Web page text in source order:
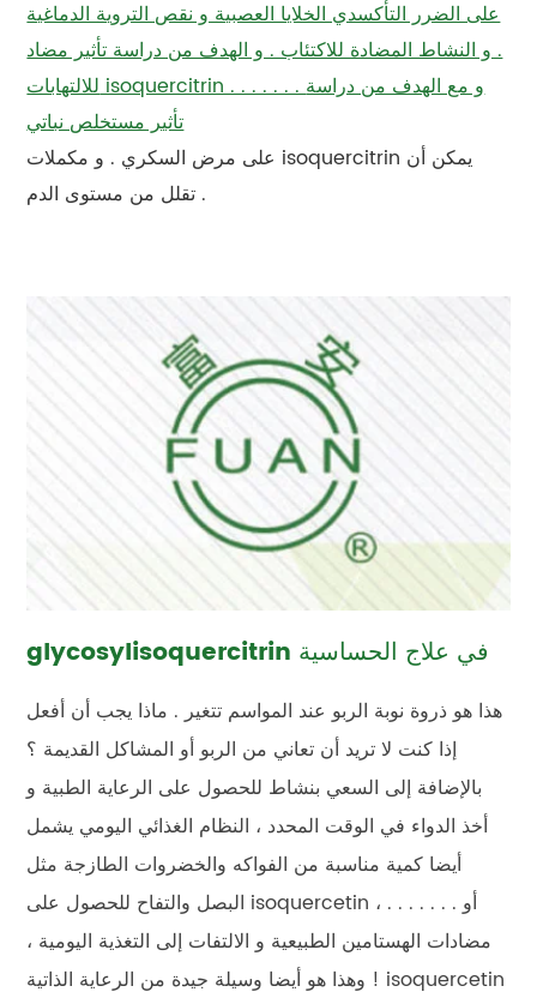
على الضرر التأكسدي الخلايا العصبية و نقص التروية الدماغية
. و النشاط المضادة للاكتئاب . و الهدف من دراسة تأثير مضاد
للالتهابات isoquercitrin . . . . . . . و مع الهدف من دراسة
تأثير مستخلص نباتي
على مرض السكري . و مكملات isoquercitrin يمكن أن
تقلل من مستوى الدم .
glycosylisoquercitrin في علاج الحساسية
هذا هو ذروة نوبة الربو عند المواسم تتغير . ماذا يجب أن أفعل
إذا كنت لا تريد أن تعاني من الربو أو المشاكل القديمة ؟
بالإضافة إلى السعي بنشاط للحصول على الرعاية الطبية و
أخذ الدواء في الوقت المحدد ، النظام الغذائي اليومي يشمل
أيضا كمية مناسبة من الفواكه والخضروات الطازجة مثل
البصل والتفاح للحصول على isoquercetin ، أو . . . . . . .
مضادات الهستامين الطبيعية و الالتفات إلى التغذية اليومية ،
وهذا هو أيضا وسيلة جيدة من الرعاية الذاتية ! isoquercetin